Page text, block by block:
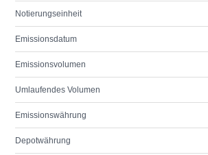
Notierungseinheit
Emissionsdatum
Emissionsvolumen
Umlaufendes Volumen
Emissionswährung
Depotwährung